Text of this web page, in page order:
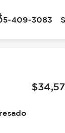
409-3083
$